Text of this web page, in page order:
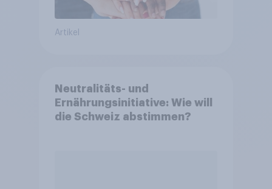
Artikel
Neutralitäts- und
Ernährungsinitiative: Wie will
die Schweiz abstimmen?